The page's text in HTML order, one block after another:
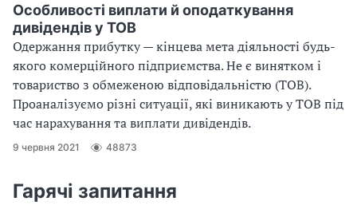
Особливості виплати й оподаткування
дивідендів у ТОВ
Одержання прибутку — кінцева мета діяльності будь-
якого комерційного підприємства. Не є винятком і
товариство з обмеженою відповідальністю (ТОВ).
Проаналізуємо різні ситуації, які виникають у ТОВ під
час нарахування та виплати дивідендів.
9 червня 2021 48873
Гарячі запитання